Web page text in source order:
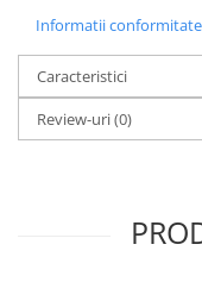
Informatii
Caracteristici
Review-uri(0)